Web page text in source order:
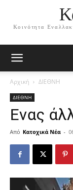
Κοινότητα
Αρχική ΔΙΕΘΝΗ
ΔΙΕΘΝΗ
Ενας
Από Κατοχικά Νέα -